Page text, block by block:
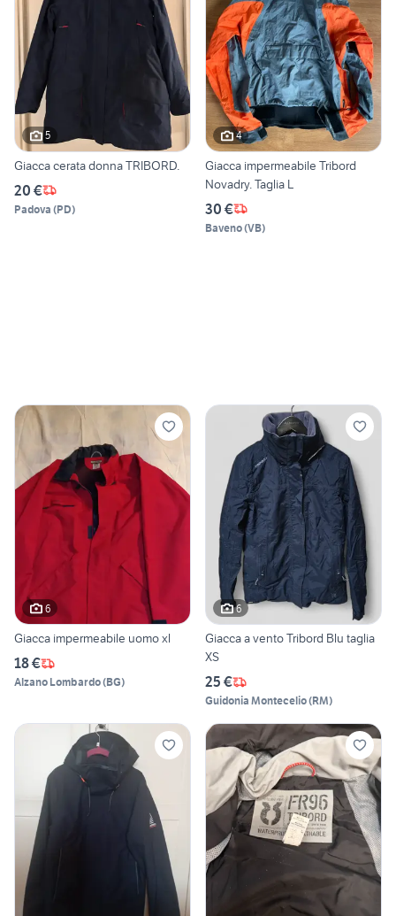
5
Giacca cerata donna TRIBORD.
20 €
Padova (PD)
4
Giacca impermeabile Tribord
Novadry. Taglia L
30 €
Baveno(VB)
6
Giacca impermeabile uomo xl
18 €
Alzano Lombardo(BG)
6
Giacca a vento Tribord Blu taglia
XS
25 €
Guidonia Montecelio(RM)